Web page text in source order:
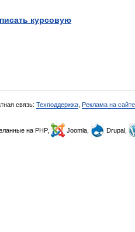
курсовую
связь: Техподдержка Реклама на сайте
на PHP, Joomla, Drupal,